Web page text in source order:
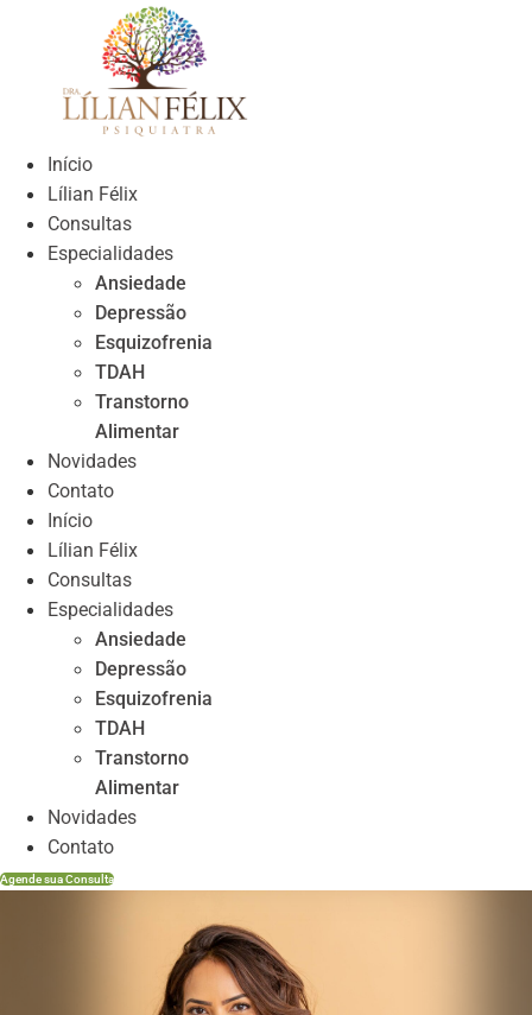
Início
Lílian Félix
Consultas
Especialidades
Ansiedade
Depressão
Esquizofrenia
TDAH
Transtorno
Alimentar
Novidades
Contato
Início
Lílian Félix
Consultas
Especialidades
Ansiedade
Depressão
Esquizofrenia
TDAH
Transtorno
Alimentar
Novidades
Contato
Agende sua Consulta